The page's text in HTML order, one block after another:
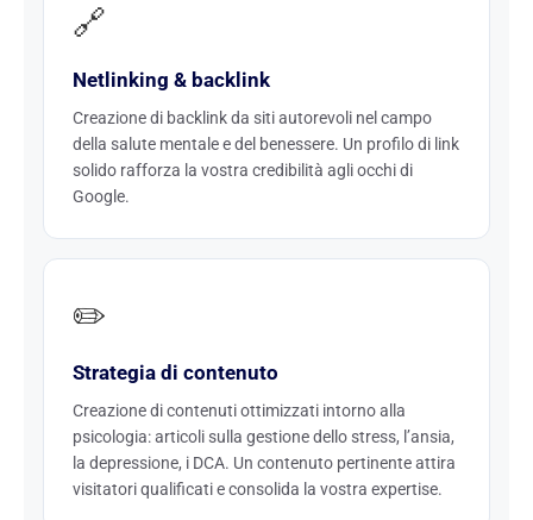
🔗
Netlinking & backlink
Creazione di backlink da siti autorevoli nel campo
della salute mentale e del benessere. Un profilo di link
solido rafforza la vostra credibilità agli occhi di
Google.
✏️
Strategia di contenuto
Creazione di contenuti ottimizzati intorno alla
psicologia: articoli sulla gestione dello stress, l’ansia,
la depressione, i DCA. Un contenuto pertinente attira
visitatori qualificati e consolida la vostra expertise.